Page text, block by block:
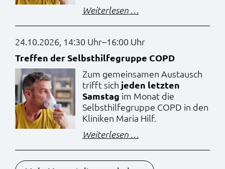
Weiterlesen …
COPD
24.10.2026, 14:30 Uhr–16:00 Uhr
Treffen der Selbsthilfegruppe COPD
Zum gemeinsamen Austausch
trifft sich jeden letzten
Samstag im Monat die
Selbsthilfegruppe COPD in den
Kliniken Maria Hilf.
Weiterlesen …
COPD